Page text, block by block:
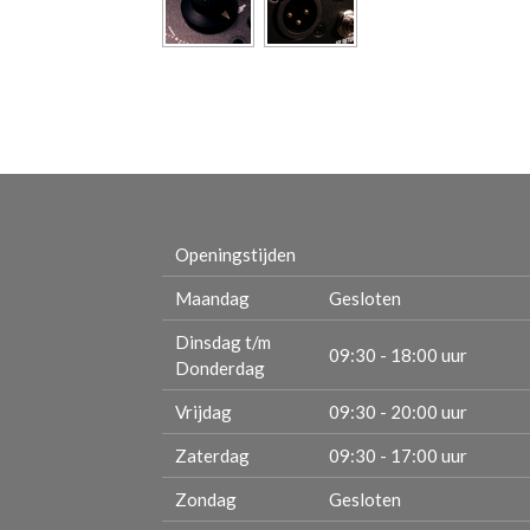
Openingstijden
Maandag Gesloten
Dinsdag t/m
Donderdag
09:30 - 18:00 uur
Vrijdag 09:30 - 20:00 uur
Zaterdag 09:30 - 17:00 uur
Zondag Gesloten